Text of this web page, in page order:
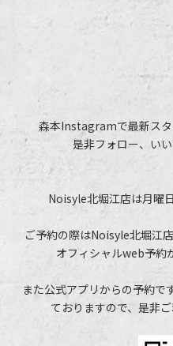
森本Instagramで最新ス
是非フォロー、い
Noisyle北堀江店は月曜
ご予約の際はNoisyle北堀江
オフィシャルweb予約
また公式アプリからの予約で
ておりますので、是非